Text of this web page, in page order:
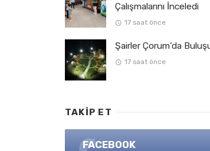
Çalışmalarını İnceledi
17 saat önce
Şairler Çorum’da
17 saat önce
TAKIP ET
FACEBOOK